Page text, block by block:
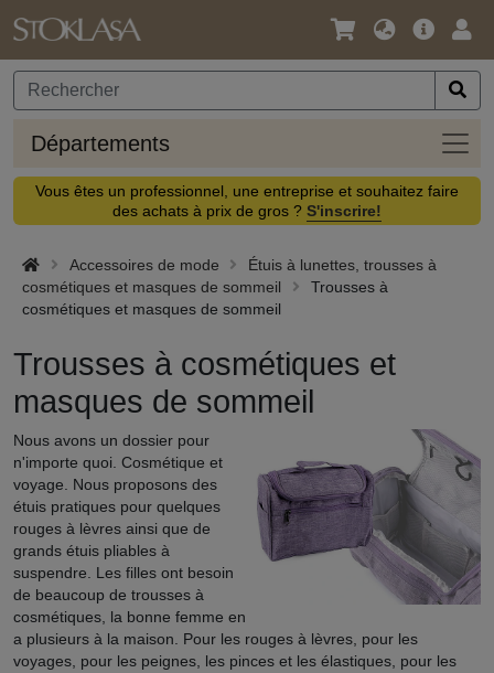
Langue
Devise
Offre
Départements
Vous êtes un professionnel, une entreprise et souhaitez faire
des achats à prix de gros ? S'inscrire!
Accessoires de mode
Étuis à lunettes, trousses à
cosmétiques et masques de sommeil
Trousses à
cosmétiques et masques de sommeil
Trousses à cosmétiques et
masques de sommeil
Nous avons un dossier pour
n'importe quoi. Cosmétique et
voyage. Nous proposons des
étuis pratiques pour quelques
rouges à lèvres ainsi que de
grands étuis pliables à
suspendre. Les filles ont besoin
de beaucoup de trousses à
cosmétiques, la bonne femme en
a plusieurs à la maison. Pour les rouges à lèvres, pour les
voyages, pour les peignes, les pinces et les élastiques, pour les